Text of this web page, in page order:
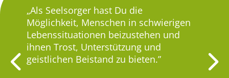
Als Seelsorger hast Du die
Möglichkeit, Menschen in schwierigen
Lebenssituationen beizustehen und
ihnen Trost, Unterstützung und
geistlichen Beistand zu bieten.
in